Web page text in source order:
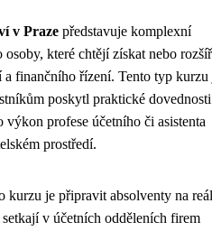
v Praze představuje komplexní
které chtějí získat nebo
finančního řízení. Tento typ kurzu
poskytl praktické
výkon profese účetního či asistenta
prostředí.
je připravit absolventy na
v účetních odděleních firem